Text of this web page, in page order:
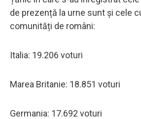
de prezență la urne sunt și cele
comunități de români:
Italia: 19.206 voturi
Marea Britanie: 18.851 voturi
Germania: 17.692 voturi